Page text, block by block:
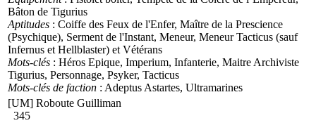
Bâton de Tigurius
Aptitudes : Coiffe des Feux de l'Enfer, Maître de la Prescience
(Psychique), Serment de l'Instant, Meneur, Meneur Tacticus (sauf
Infernus et Hellblaster) et Vétérans
Mots-clés : Héros Epique, Imperium, Infanterie, Maitre Archiviste
Tigurius, Personnage, Psyker, Tacticus
Mots-clés de faction : Adeptus Astartes, Ultramarines
[UM] Roboute Guilliman
345